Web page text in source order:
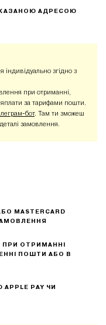
АДРЕСОЮ
індивідуально згідно з
при отриманні,
за тарифами пошти.
бот. Там ти зможеш
замовлення.
MASTERCARD
ОТРИМАННІ
ПОШТИ АБО В
PAY ЧИ